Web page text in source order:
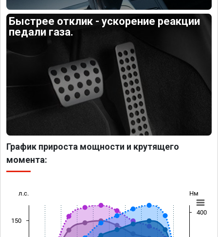
Быстрее отклик - ускорение реакции
педали газа.
График прироста мощности и крутящего
момента:
л.с. Нм
150
400